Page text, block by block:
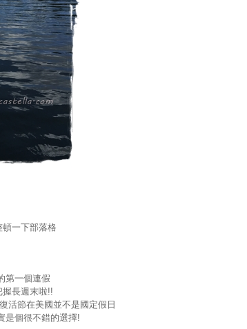
一下部落格
第一個連假
長週末啦!!
活節在美國並不是國定假日
是個很不錯的選擇!